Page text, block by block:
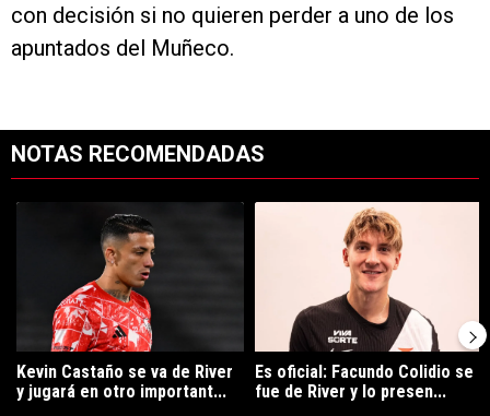
con decisión si no quieren perder a uno de los
apuntados del Muñeco.
NOTAS RECOMENDADAS
Un artículo de tendencia con el título "Kevin Castaño se va de
Kevin Castaño se va de River
y jugará en otro important...
Un artículo de tendencia con el
Es oficial: Facundo Colidio se
fue de River y lo presen...